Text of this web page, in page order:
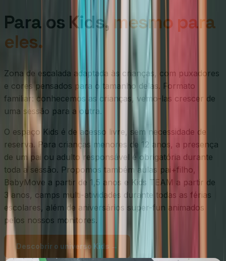
Para os Kids, mesmo para
eles.
Zona de escalada adaptada às crianças, com puxadores
e cores pensados para o tamanho delas. Formato
familiar: conhecemos as crianças, vemo-las crescer de
uma sessão para a outra.
O espaço Kids é de acesso livre, sem necessidade de
reserva. Para crianças menores de 12 anos, a presença
de um pai ou adulto responsável é obrigatória durante
toda a sessão. Propomos também aulas pai+filho,
BabyMove a partir de 1,5 anos e Kids TEAM a partir de
3 anos, camps multi-atividades durante todas as férias
escolares, além de aniversários super-fun animados
pelos nossos monitores.
Descobrir o universo Kids →